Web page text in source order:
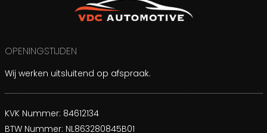
OPENINGSTIJDEN
Wij werken uitsluitend op afspraak.
KVK Nummer: 84612134
BTW Nummer: NL863280845B01